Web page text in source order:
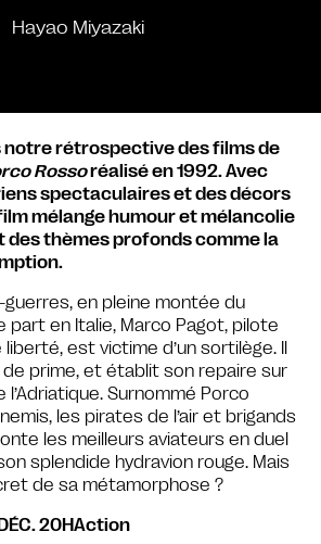
Hayao Miyazaki
notre rétrospective des films de
Rossoréalisé en 1992. Avec
spectaculaires et des décors
mélange humour et mélancolie
des thèmes profonds comme la
guerres, en pleine montée du
part en Italie, Marco Pagot, pilote
est victime d’un sortilège. Il
prime, et établit son repaire sur
Surnommé Porco
les pirates de l’air et brigands
les meilleurs aviateurs en duel
splendide hydravion rouge. Mais
de sa métamorphose ?
20HAction